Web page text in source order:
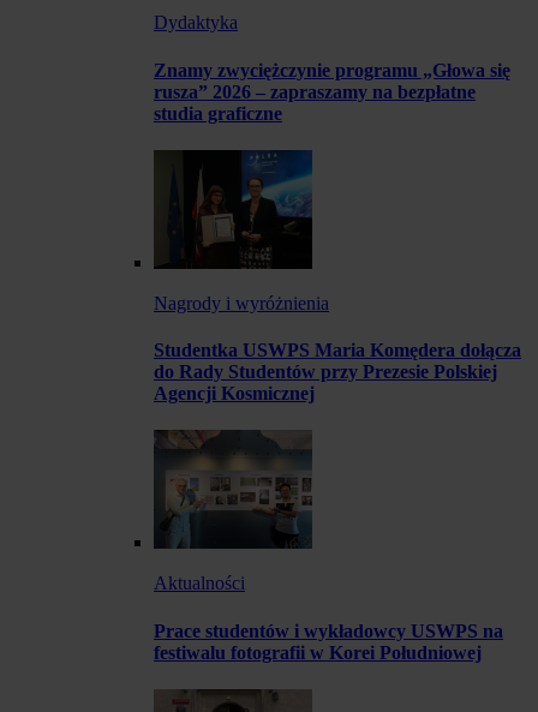
Dydaktyka
Znamy zwyciężczynie programu „Głowa się
rusza” 2026 – zapraszamy na bezpłatne
studia graficzne
Nagrody i wyróżnienia
Studentka USWPS Maria Komędera dołącza
do Rady Studentów przy Prezesie Polskiej
Agencji Kosmicznej
Aktualności
Prace studentów i wykładowcy USWPS na
festiwalu fotografii w Korei Południowej